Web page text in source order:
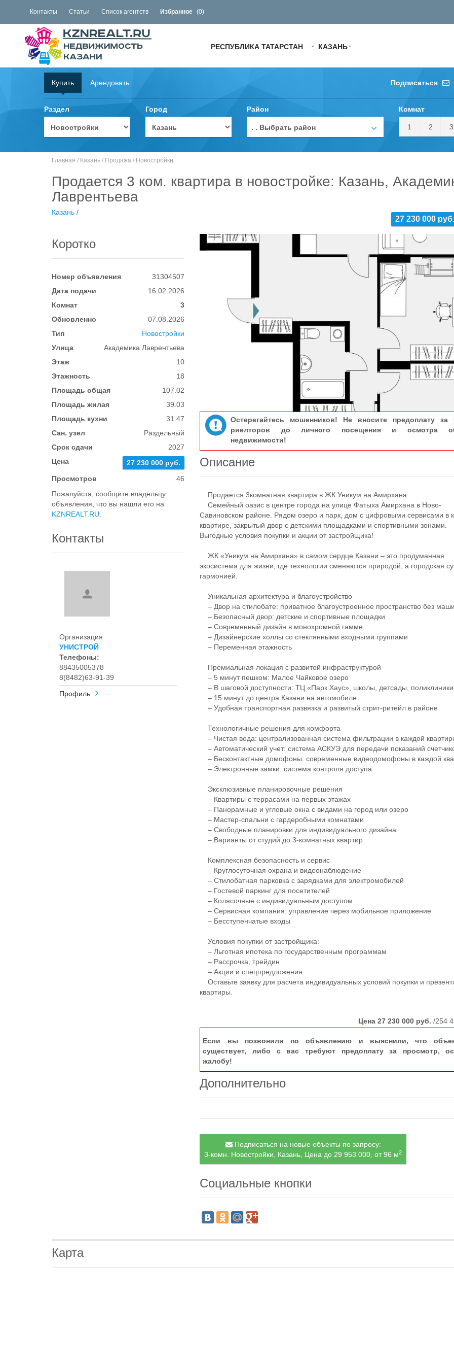
Контакты Статьи Список агентств Избранное (0)
РЕСПУБЛИКА ТАТАРСТАН КАЗАНЬ
Купить Арендовать Подписаться
Раздел Город Район
. . Выбрать район
Комнат
1 2 3
Главная / Казань / Продажа / Новостройки
Продается 3 ком. квартира в новостройке: Казань,
Лаврентьева
27 230 000 руб.
Казань /
Коротко
Номер объявления
31304507
Дата подачи
16.02.2026
Комнат
3
Обновленно
07.08.2026
Тип
Новостройки
Улица
Академика Лаврентьева
Этаж
10
Этажность
18
Площадь общая
107.02
Площадь жилая
39.03
Площадь кухни
31.47
Сан. узел
Раздельный
Срок сдачи
2027
Цена
27 230 000 руб.
Просмотров
46
Пожалуйста, сообщите владельцу
объявления, что вы нашли его на
KZNREALT.RU
Контакты
Организация
УНИСТРОЙ
Телефоны:
88435005378
8(8482)63-91-39
Профиль
Остерегайтесь мошенников! Не вносите предоплату за
риелторов до личного посещения и осмотра
недвижимости!
Описание
Продается 3комнатная квартира в ЖК Уникум на Амирхана.
Семейный оазис в центре города на улице Фатыха Амирхана в Ново-
Савиновском районе. Рядом озеро и парк, дом с цифровыми сервисами в
квартире, закрытый двор с детскими площадками и спортивными зонами.
Выгодные условия покупки и акции от застройщика!
ЖК «Уникум на Амирхана» в самом сердце Казани – это продуманная
экосистема для жизни, где технологии сменяются природой, а городская
гармонией.
Уникальная архитектура и благоустройство
– Двор на стилобате: приватное благоустроенное пространство без
– Безопасный двор: детские и спортивные площадки
– Современный дизайн в монохромной гамме
– Дизайнерские холлы со стеклянными входными группами
– Переменная этажность
Премиальная локация с развитой инфраструктурой
– 5 минут пешком: Малое Чайковое озеро
– В шаговой доступности: ТЦ «Парк Хаус», школы, детсады, поликлиники
– 15 минут до центра Казани на автомобиле
– Удобная транспортная развязка и развитый стрит-ритейл в районе
Технологичные решения для комфорта
– Чистая вода: централизованная система фильтрации в каждой
– Автоматический учет: система АСКУЭ для передачи показаний
– Бесконтактные домофоны: современные видеодомофоны в каждой
– Электронные замки: система контроля доступа
Эксклюзивные планировочные решения
– Квартиры с террасами на первых этажах
– Панорамные и угловые окна с видами на город или озеро
– Мастер-спальни с гардеробными комнатами
– Свободные планировки для индивидуального дизайна
– Варианты от студий до 3-комнатных квартир
Комплексная безопасность и сервис
– Круглосуточная охрана и видеонаблюдение
– Стилобатная парковка с зарядками для электромобилей
– Гостевой паркинг для посетителей
– Колясочные с индивидуальным доступом
– Сервисная компания: управление через мобильное приложение
– Бесступенчатые входы
Условия покупки от застройщика:
– Льготная ипотека по государственным программам
– Рассрочка, трейдин
– Акции и спецпредложения
Оставьте заявку для расчета индивидуальных условий покупки и
квартиры.
Цена27 230 000 руб. /254
Если вы позвонили по объявлению и выяснили, что
существует, либо с вас требуют предоплату за просмотр,
жалобу!
Дополнительно
Подписаться на новые объекты по запросу:
3-комн. Новостройки, Казань, Цена до 29 953 000, от 96 м2
Социальные кнопки
Карта